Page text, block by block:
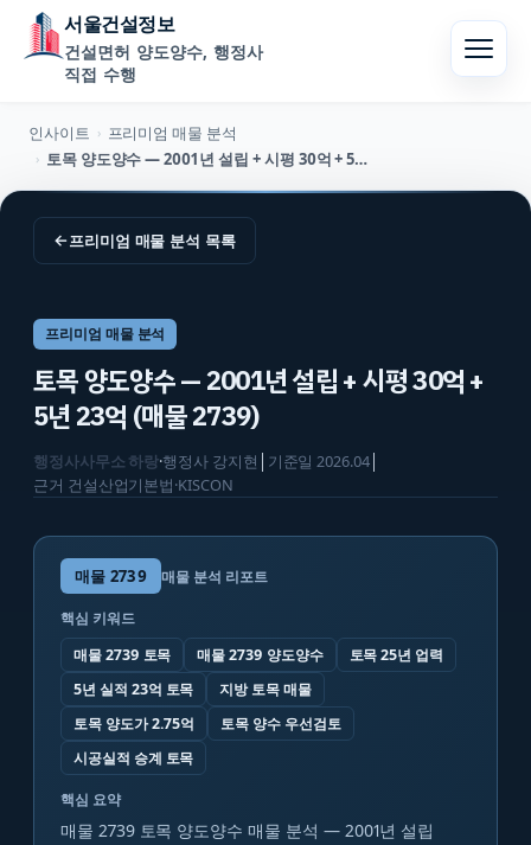
서울건설정보
건설면허 양도양수, 행정사
직접 수행
인사이트 › 프리미엄 매물 분석
› 토목 양도양수 — 2001년 설립 + 시평 30억 + 5년 23억 (매물 2739)
←프리미엄 매물 분석 목록
프리미엄 매물 분석
토목 양도양수 — 2001년 설립 + 시평 30억 +
5년 23억 (매물 2739)
행정사사무소 하랑·행정사 강지현 기준일2026.04│
근거 건설산업기본법·KISCON
매물 2739 매물 분석 리포트
핵심 키워드
매물 2739 토목
매물 2739 양도양수
토목 25년 업력
5년 실적 23억 토목
지방 토목 매물
토목 양도가 2.75억
토목 양수 우선검토
시공실적 승계 토목
핵심 요약
매물 2739 토목 양도양수 매물 분석 — 2001년 설립